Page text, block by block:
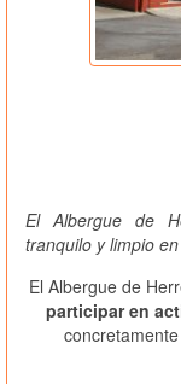
El Albergue de
tranquilo y limpio
El Albergue de
participar en